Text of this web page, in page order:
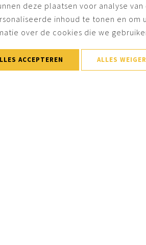
deze plaatsen voor analyse
inhoud te tonen en
over de cookies die we
ACCEPTEREN ALLES